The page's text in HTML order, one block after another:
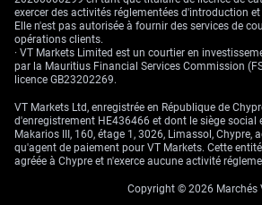
exercer des activités réglementées d'introduction
Elle n'est pas autorisée à fournir des services de
opérations clients.
· VT Markets Limited est un courtier en
par la Mauritius Financial Services Commission
licence GB23202269.
VT Markets Ltd, enregistrée en République de
d'enregistrement HE436466 et dont le siège social
Makarios III, 160, étage 1, 3026, Limassol, Chypre,
qu'agent de paiement pour VT Markets. Cette
agréée à Chypre et n'exerce aucune activité
Copyright © 2026 Marchés